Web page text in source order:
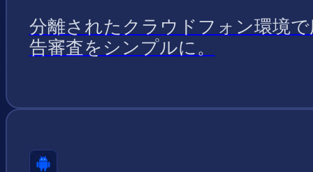
分離されたクラウドフォン環境で
告審査をシンプルに。